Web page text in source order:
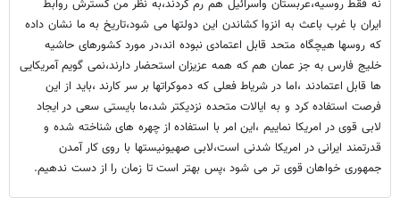
نه فقط روسیه،عربستان واسرائیل هم رم کردند،به نظر من گسترش روابط
ایران با غرب باعث به انزوا کشاندن این دولتها می شود،تاریخ به ما نشان داده
که روسها هیچگاه متحد قابل اعتمادی نبوده اند،در مورد کشورهای حاشیه
خلیج فارس به جز عمان هم که همه عزیزان استحضار دارند،نمی گویم آمریکایی
ها قابل اعتمادند ،اما در شریاط فعلی که دموکراتها بر سر کارند ،باید از این
فرصت استفاده کرد و به ایالات متحده نزدیکتر شد،ما بایستی سعی در ایجاد
لابی قوی در امریکا نماییم ،این امر با استفاده از چهره های شناخته شده و
قدرتمند ایرانی در امریکا شدنی است،لابی صهیونیستها با روی کار آمدن
جمهوری خواهان قوی تر می شود ،پس بهتر است تا زمان را از دست ندهیم.